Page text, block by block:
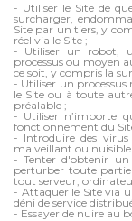
- Utiliser le Site de
surcharger,
Site par un tiers, y
réel via le Site ;
- Utiliser un robot,
processus ou moyen
ce soit, y compris la
- Utiliser un
le Site ou à toute
préalable ;
- Utiliser n’importe
fonctionnement du
- Introduire des
malveillant ou nuisible
- Tenter d'obtenir un
perturber toute partie
tout serveur,
- Attaquer le Site via
déni de service
- Essayer de nuire au